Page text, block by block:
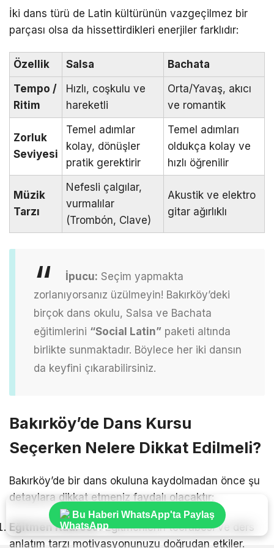
İki dans türü de Latin kültürünün vazgeçilmez bir
parçası olsa da hissettirdikleri enerjiler farklıdır:
Özellik Salsa
Bachata
Tempo /
Ritim
Hızlı, coşkulu ve
hareketli
Orta/Yavaş, akıcı
ve romantik
Zorluk
Seviyesi
Temel adımlar
kolay, dönüşler
pratik gerektirir
Temel adımları
oldukça kolay ve
hızlı öğrenilir
Müzik
Tarzı
Nefesli çalgılar,
vurmalılar
(Trombón, Clave)
Akustik ve elektro
gitar ağırlıklı
İpucu: Seçim yapmakta
zorlanıyorsanız üzülmeyin! Bakırköy’deki
birçok dans okulu, Salsa ve Bachata
eğitimlerini “Social Latin” paketi altında
birlikte sunmaktadır. Böylece her iki dansın
da keyfini çıkarabilirsiniz.
Bakırköy’de Dans Kursu
Seçerken Nelere Dikkat Edilmeli?
Bakırköy’de bir dans okuluna kaydolmadan önce şu
detaylara dikkat etmeniz faydalı olacaktır:
Eğitmen Kadrosu:Eğitmenlerin tecrübesi ve ders
anlatım tarzı motivasyonunuzu doğrudan etkiler.
Bu Haberi WhatsApp'ta Paylaş